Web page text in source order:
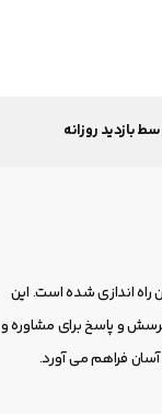
بازدید روزانه
راه اندازی شده است. این
و پاسخ برای مشاوره و
فراهم می آورد.